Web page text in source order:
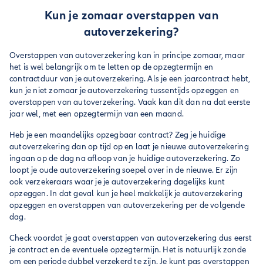
Kun je zomaar overstappen van
autoverzekering?
Overstappen van autoverzekering kan in principe zomaar, maar
het is wel belangrijk om te letten op de opzegtermijn en
contractduur van je autoverzekering. Als je een jaarcontract hebt,
kun je niet zomaar je autoverzekering tussentijds opzeggen en
overstappen van autoverzekering. Vaak kan dit dan na dat eerste
jaar wel, met een opzegtermijn van een maand.
Heb je een maandelijks opzegbaar contract? Zeg je huidige
autoverzekering dan op tijd op en laat je nieuwe autoverzekering
ingaan op de dag na afloop van je huidige autoverzekering. Zo
loopt je oude autoverzekering soepel over in de nieuwe. Er zijn
ook verzekeraars waar je je autoverzekering dagelijks kunt
opzeggen. In dat geval kun je heel makkelijk je autoverzekering
opzeggen en overstappen van autoverzekering per de volgende
dag.
Check voordat je gaat overstappen van autoverzekering dus eerst
je contract en de eventuele opzegtermijn. Het is natuurlijk zonde
om een periode dubbel verzekerd te zijn. Je kunt pas overstappen